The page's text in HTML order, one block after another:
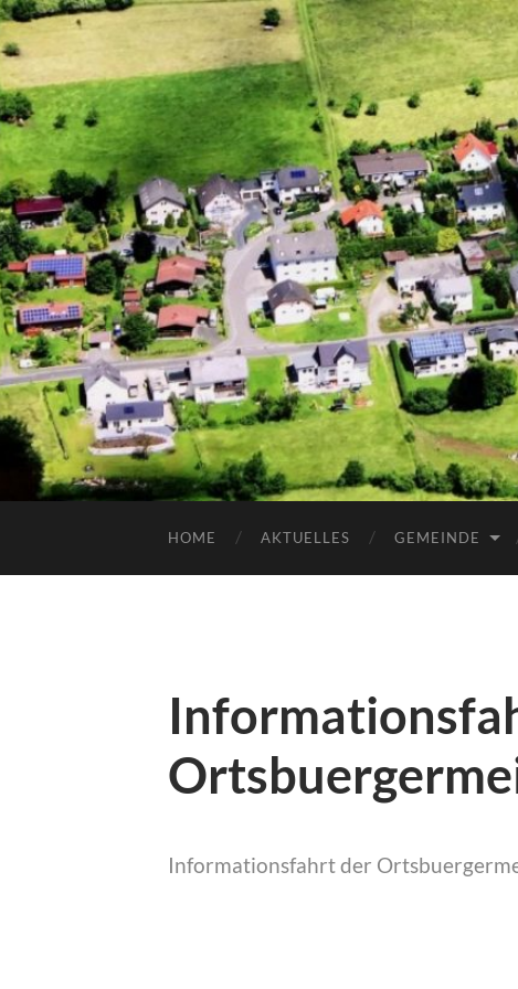
HOME AKTUELLES GEMEINDE
Informationsfahrt der